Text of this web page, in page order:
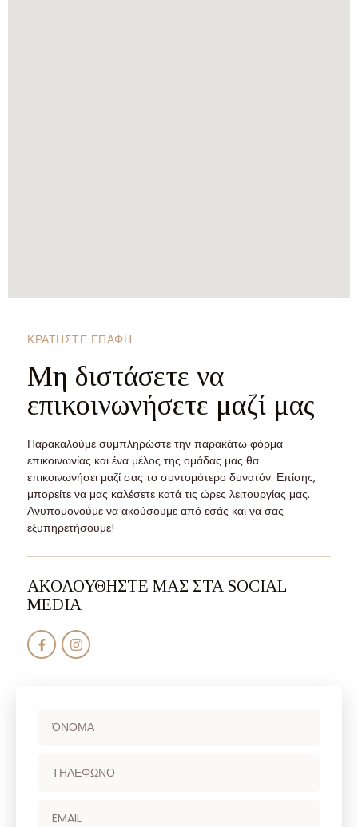
ΚΡΑΤΗΣΤΕ ΕΠΑΦΗ
Μη διστάσετε να
επικοινωνήσετε μαζί μας
Παρακαλούμε συμπληρώστε την παρακάτω φόρμα
επικοινωνίας και ένα μέλος της ομάδας μας θα
επικοινωνήσει μαζί σας το συντομότερο δυνατόν. Επίσης,
μπορείτε να μας καλέσετε κατά τις ώρες λειτουργίας μας.
Ανυπομονούμε να ακούσουμε από εσάς και να σας
εξυπηρετήσουμε!
ΑΚΟΛΟΥΘΗΣΤΕ ΜΑΣ ΣΤΑ SOCIAL
MEDIA